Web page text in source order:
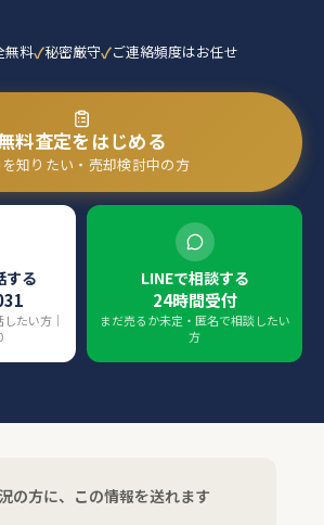
無料 秘密厳守 ご連絡頻度はお任せ
料査定をはじめる
知りたい・売却検討中の方
する
たい方｜
LINEで相談する
24時間受付
まだ売るか未定・匿名で相談したい
方
の方に、この情報を送れます